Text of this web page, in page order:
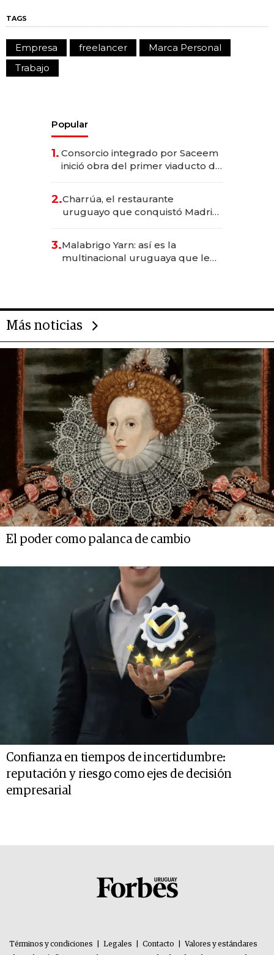
TAGS
Empresa freelancer
Marca Personal
Trabajo
Popular
1. Consorcio integrado por Saceem
inició obra del primer viaducto de
millones
2.Charrúa, el restaurante
uruguayo que conquistó Madrid:
anticipación y prepara apertura
3.Malabrigo Yarn: así es la
multinacional uruguaya que le
Más noticias
El poder como palanca de cambio
Confianza en tiempos de incertidumbre:
reputación y riesgo como ejes de decisión
empresarial
Términos y condiciones Legales Contacto
Valores y estándares